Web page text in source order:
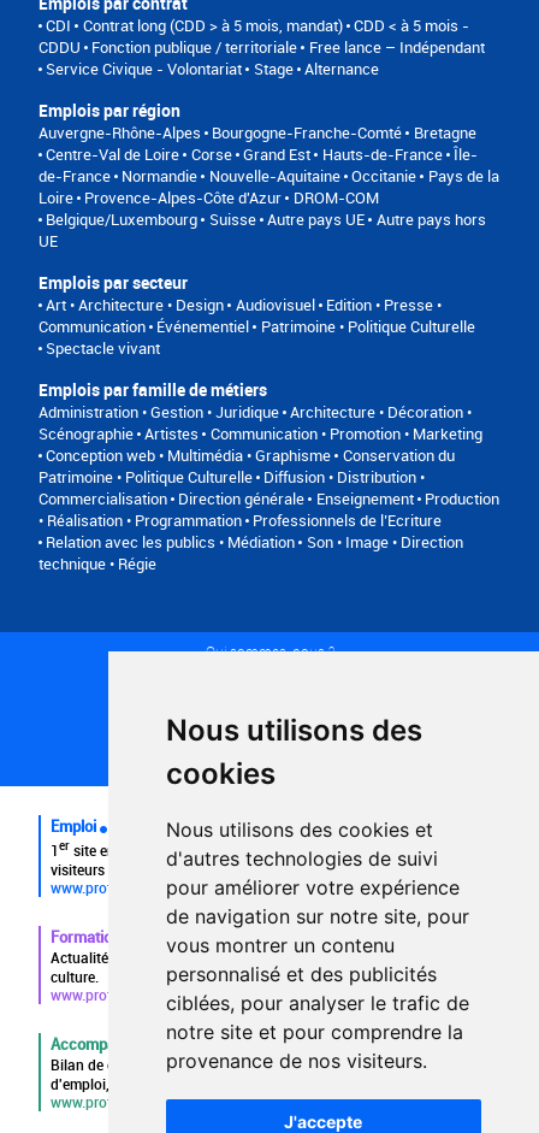
Nous utilisons des
cookies
Nous utilisons des cookies et
d'autres technologies de suivi
pour améliorer votre expérience
de navigation sur notre site, pour
vous montrer un contenu
personnalisé et des publicités
ciblées, pour analyser le trafic de
notre site et pour comprendre la
provenance de nos visiteurs.
J'accepte
CDI Contrat long (CDD > à 5 mois, mandat) CDD < à 5 mois -
CDDU
Fonction publique / territoriale
Free lance – Indépendant
Service Civique - Volontariat
Stage Alternance
Emplois par région
Auvergne-Rhône-Alpes Bourgogne-Franche-Comté
Bretagne
Centre-Val de Loire Corse Grand Est Hauts-de-France Île-
de-France Normandie Nouvelle-Aquitaine Occitanie
Pays de la
Loire Provence-Alpes-Côte d'Azur
DROM-COM
Belgique/Luxembourg
Suisse Autre pays UE Autre pays hors
UE
Emplois par secteur
Art • Architecture • Design Audiovisuel Edition • Presse •
Communication Événementiel
Patrimoine • Politique Culturelle
Spectacle vivant
Emplois par famille de métiers
Administration • Gestion • Juridique Architecture • Décoration •
Scénographie Artistes
Communication • Promotion • Marketing
Conception web • Multimédia • Graphisme Conservation du
Patrimoine • Politique Culturelle Diffusion • Distribution •
Commercialisation Direction générale Enseignement Production
• Réalisation • Programmation Professionnels de l’Ecriture
Relation avec les publics • Médiation
Son • Image • Direction
technique • Régie
Qui sommes-nous ?
Plan du site
FAQ recruteurs
FAQ
Emploi
1er site emploi du secteur culturel 784.000 visites et 230.000
visiteurs uniques par mois.
www.profilculture.com
Formation
Actualités, guide et annuaire des formations aux métiers de la
culture.
www.profilculture-formation.com
Accompagnement professionnel
Bilan de compétences, coaching, techniques de recherche
d'emploi, entretien conseil.
www.profilculture-competences.com